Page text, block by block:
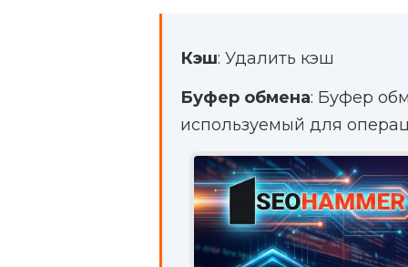
Кэш: Удалить кэш
Буфер обмена: Буфер
используемый для